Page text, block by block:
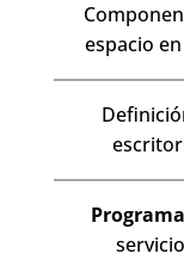
espacio